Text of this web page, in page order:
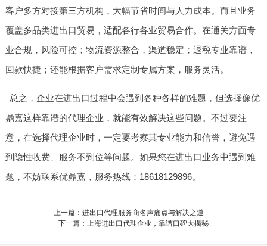
客户多方对接第三方机构，大幅节省时间与人力成本。而且业务
覆盖多品类进出口贸易，适配各行各业贸易合作。在通关方面专
业合规，风险可控；物流资源整合，渠道稳定；退税专业靠谱，
回款快捷；还能根据客户需求定制专属方案，服务灵活。
总之，企业在进出口过程中会遇到各种各样的难题，但选择像优
鼎嘉这样靠谱的代理企业，就能有效解决这些问题。不过要注
意，在选择代理企业时，一定要考察其专业能力和信誉，避免遇
到隐性收费、服务不到位等问题。如果您在进出口业务中遇到难
题，不妨联系优鼎嘉，服务热线：18618129896。
上一篇：进出口代理服务商名声痛点与解决之道
下一篇：上海进出口代理企业，靠谱口碑大揭秘